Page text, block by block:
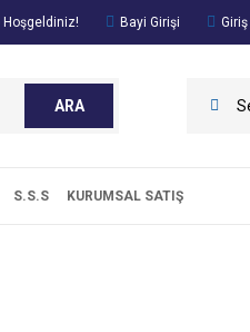
Hoşgeldiniz! Bayi Girişi Giriş
ARA
S.S.S KURUMSAL SATIŞ